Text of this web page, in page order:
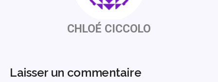
CHLOÉ CICCOLO
Laisser un commentaire